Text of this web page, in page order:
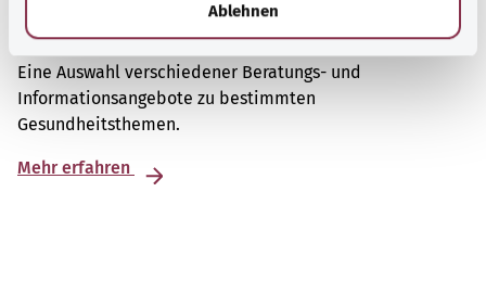
Ablehnen
Beratung und Hilfe
Eine Auswahl verschiedener Beratungs- und
Informationsangebote zu bestimmten
Gesundheitsthemen.
Mehr erfahren